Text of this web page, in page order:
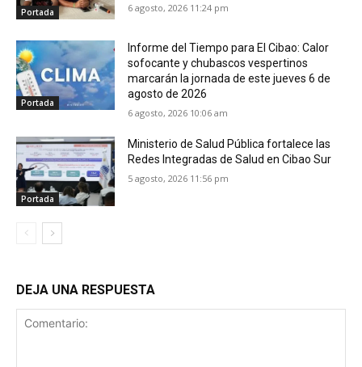
Portada 6 agosto, 2026 11:24 pm
Portada
Informe del Tiempo para El Cibao: Calor
sofocante y chubascos vespertinos
marcarán la jornada de este jueves 6 de
agosto de 2026
6 agosto, 2026 10:06 am
Portada
Ministerio de Salud Pública fortalece las
Redes Integradas de Salud en Cibao Sur
5 agosto, 2026 11:56 pm
DEJA UNA RESPUESTA